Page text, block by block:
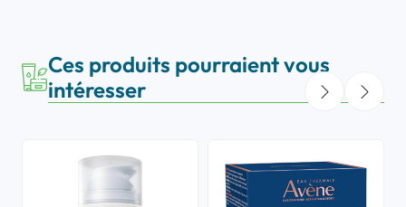
Ces produits pourraient vous
intéresser